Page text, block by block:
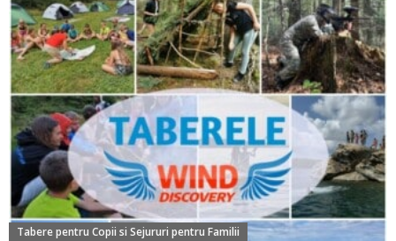
Tabere pentru Copii si Sejururi pentru Familii